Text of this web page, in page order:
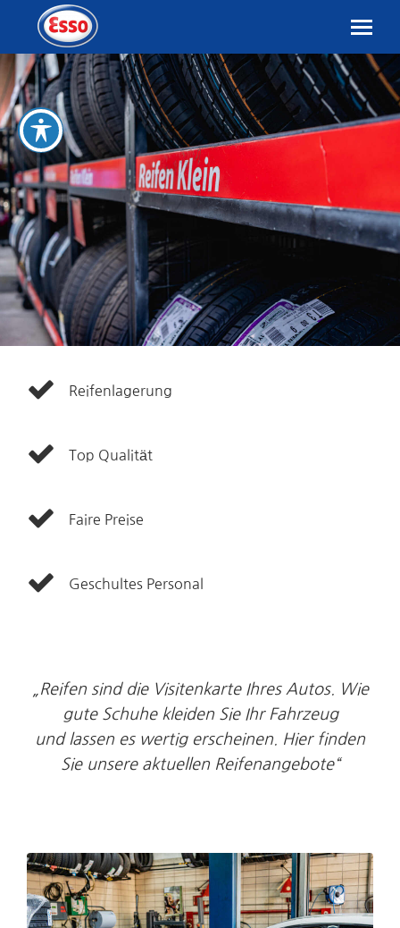
Reifenlagerung
Top Qualität
Faire Preise
Geschultes Personal
„Reifen sind die Visitenkarte Ihres Autos. Wie
gute Schuhe kleiden Sie Ihr Fahrzeug
und lassen es wertig erscheinen. Hier finden
Sie unsere aktuellen Reifenangebote“